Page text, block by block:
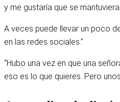
y me gustaría que se mantuviera
A veces puede llevar un poco
en las redes sociales.”
“Hubo una vez en que una
eso es lo que quieres. Pero